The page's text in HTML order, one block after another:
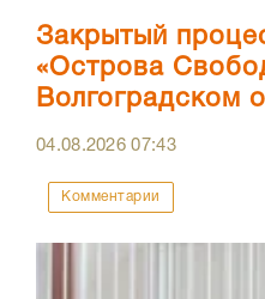
Закрытый
«Острова
Волгоградском
04.08.202607:43
Комментарии